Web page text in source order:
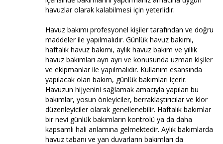
havuzlar olarak kalabilmesi için yeterlidir.
Havuz bakımı profesyonel kişiler tarafından ve doğru
maddeler ile yapılmalıdır. Günlük havuz bakımı,
haftalık havuz bakımı, aylık havuz bakım ve yıllık
havuz bakımları ayrı ayrı ve konusunda uzman kişiler
ve ekipmanlar ile yapılmalıdır. Kullanım esansında
yapılacak olan bakım, günlük bakımları içerir.
Havuzun hijyenini sağlamak amacıyla yapılan bu
bakımlar, yosun önleyiciler, berraklaştırıcılar ve klor
düzenleyiciler olarak genellenebilir. Haftalık bakımlar
bir nevi günlük bakımların kontrolü ya da daha
kapsamlı hali anlamına gelmektedir. Aylık bakımlarda
havuz tabanı ve yan duvarların bakımları da